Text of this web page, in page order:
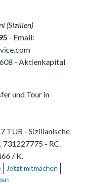
(Sizilien)
- Email:
- Aktienkapital
und Tour in
TUR - Sizilianische
731227775 - RC.
/ K.
Jetzt mitmachen